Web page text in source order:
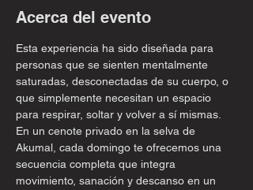
Acerca del evento
Esta experiencia ha sido diseñada para
personas que se sienten mentalmente
saturadas, desconectadas de su cuerpo, o
que simplemente necesitan un espacio
para respirar, soltar y volver a sí mismas.
En un cenote privado en la selva de
Akumal, cada domingo te ofrecemos una
secuencia completa que integra
movimiento, sanación y descanso en un